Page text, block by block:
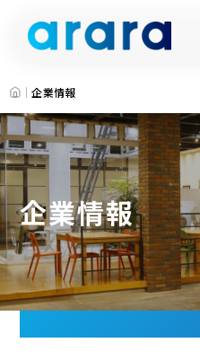
HOME企業情報
企業情報